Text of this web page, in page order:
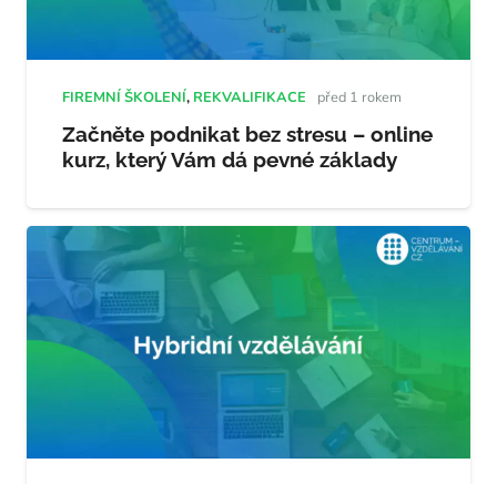
FIREMNÍ ŠKOLENÍ, REKVALIFIKACE před 1 rokem
Začněte podnikat bez stresu – online
kurz, který Vám dá pevné základy